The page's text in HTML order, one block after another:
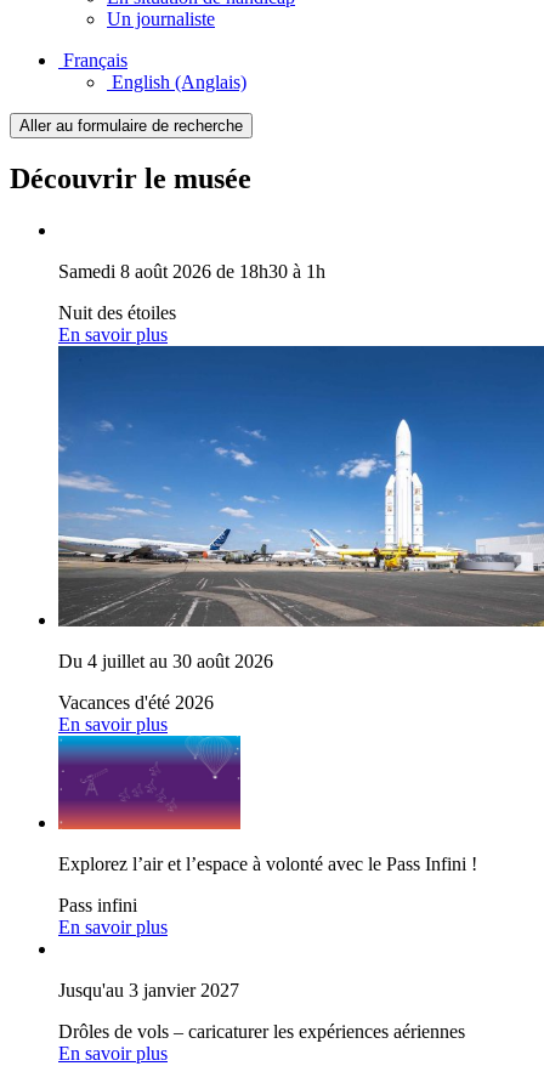
Un journaliste
Français
English (Anglais)
Aller au formulaire de recherche
Découvrir le musée
Samedi 8 août 2026 de 18h30 à 1h
Nuit des étoiles
En savoir plus
Du 4 juillet au 30 août 2026
Vacances d'été 2026
En savoir plus
Explorez l’air et l’espace à volonté avec le Pass Infini !
Pass infini
En savoir plus
Jusqu'au 3 janvier 2027
Drôles de vols – caricaturer les expériences aériennes
En savoir plus